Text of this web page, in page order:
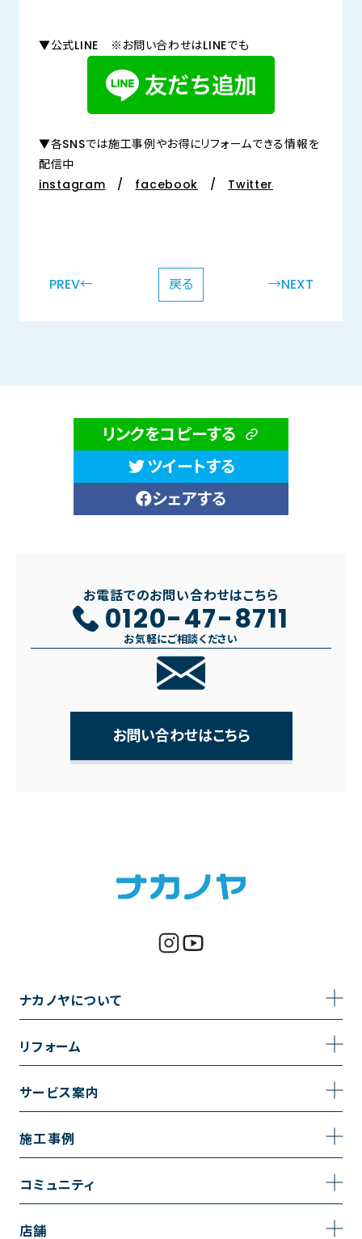
▼公式LINE ※お問い合わせはLINEでも
▼各SNSでは施工事例やお得にリフォームできる情報を
配信中
instagram / facebook / Twitter
PREV← 戻る →NEXT
リンクをコピーする
ツイートする
シェアする
お電話でのお問い合わせはこちら
0120-47-8711
お気軽にご相談ください
お問い合わせはこちら
ナカノヤについて
事業内容
採用情報
リフォーム
トイレのリフォーム
キッチンのリフォーム
サービス案内
サービスの流れ
施工事例
施工事例一覧
コミュニティ
コミュニティ
店舗